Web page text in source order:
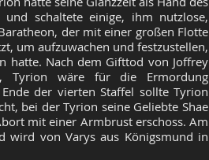
schaltete einige, ihm nutzlose,
der mit einer großen Flotte
um aufzuwachen und festzustellen,
hatte. Nach dem Gifttod von Joffrey
Tyrion wäre für die Ermordung
der vierten Staffel sollte Tyrion
bei der Tyrion seine Geliebte Shae
mit einer Armbrust erschoss. Am
wird von Varys aus Königsmund in